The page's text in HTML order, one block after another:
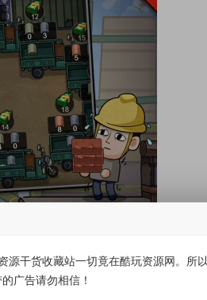
干货收藏站一切竟在酷玩资源网。
广告请勿相信！